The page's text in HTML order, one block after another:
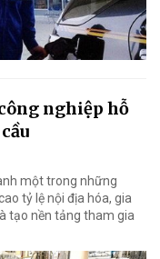
nghiệp hỗ
một trong những
tỷ lệ nội địa hóa, gia
tạo nền tảng tham gia